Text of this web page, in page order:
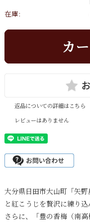
在庫:
返品についての詳細はこちら
レビューはありません
大分県日田市大山町「矢
と紅こうじを贅沢に練り込
さらに、「豊の香梅（南